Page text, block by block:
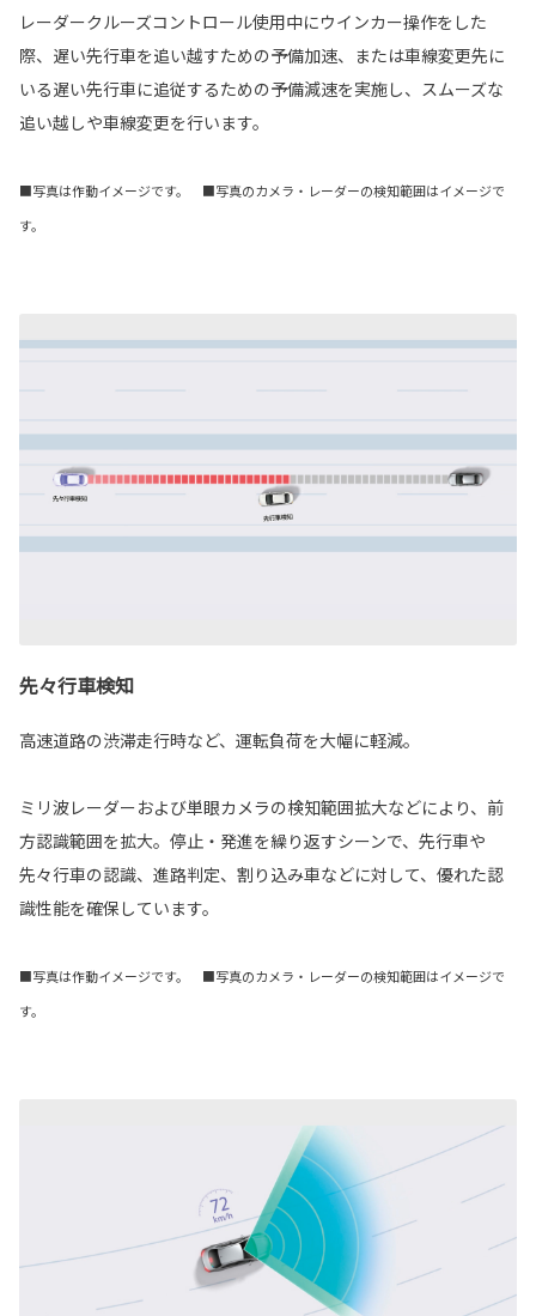
レーダークルーズコントロール使用中にウインカー操作をした
際、遅い先行車を追い越すための予備加速、または車線変更先に
いる遅い先行車に追従するための予備減速を実施し、スムーズな
追い越しや車線変更を行います。
■写真は作動イメージです。 ■写真のカメラ・レーダーの検知範囲はイメージで
す。
先々行車検知
高速道路の渋滞走行時など、運転負荷を大幅に軽減。
ミリ波レーダーおよび単眼カメラの検知範囲拡大などにより、前
方認識範囲を拡大。停止・発進を繰り返すシーンで、先行車や
先々行車の認識、進路判定、割り込み車などに対して、優れた認
識性能を確保しています。
■写真は作動イメージです。 ■写真のカメラ・レーダーの検知範囲はイメージで
す。